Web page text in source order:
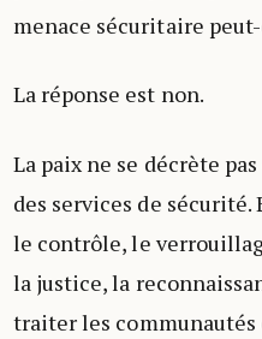
menace sécuritaire
La réponse est non.
La paix ne se décrète
des services de
le contrôle, le
la justice, la
traiter les communautés